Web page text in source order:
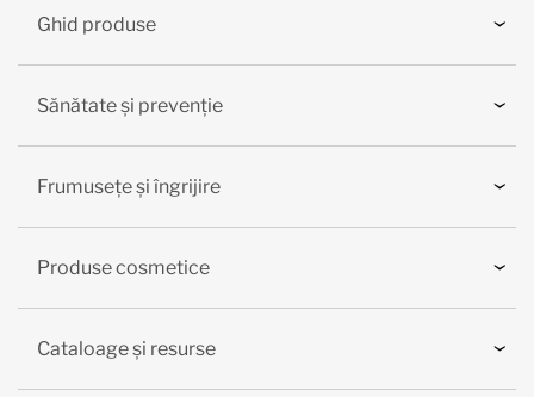
Ghid produse
Sănătate și prevenție
Frumusețe și îngrijire
Produse cosmetice
Cataloage și resurse